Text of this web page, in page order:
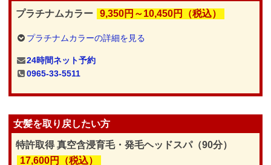
プラチナムカラー 9,350円～10,450円（税込）
プラチナムカラーの詳細を見る
24時間ネット予約
0965-33-5511
女髪を取り戻したい方
特許取得 真空含浸育毛・発毛ヘッドスパ（90分）
17,600円（税込）